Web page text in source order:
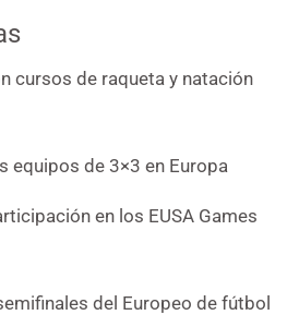
cursos de raqueta y natación
equipos de 3×3 en Europa
en los EUSA Games
del Europeo de fútbol